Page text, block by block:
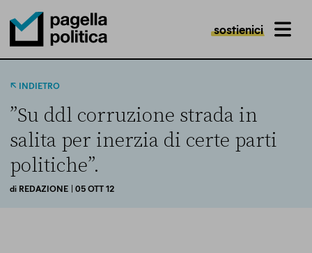
Pagella Politica Logo
sostienici MENU
INDIETRO
”Su ddl corruzione strada in
salita per inerzia di certe parti
politiche”.
di REDAZIONE | 05 OTT 12